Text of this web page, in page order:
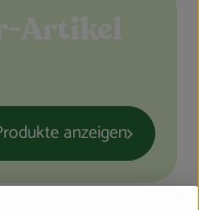
Artikel
anzeigen